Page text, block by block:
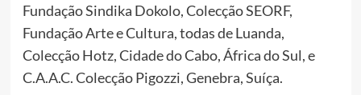
Fundação Sindika Dokolo, Colecção SEORF,
Fundação Arte e Cultura, todas de Luanda,
Colecção Hotz, Cidade do Cabo, África do Sul, e
C.A.A.C. Colecção Pigozzi, Genebra, Suíça.